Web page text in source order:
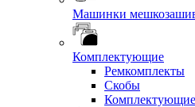
Машинки
Комплектующие
Ремкомплекты
Скобы
Комплектующие